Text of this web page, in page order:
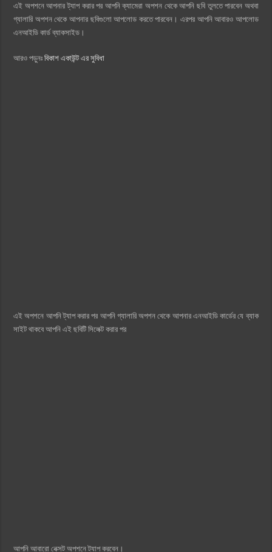
এই অপশনে আপনার ট্যাপ করার পর আপনি ক্যামেরা অপশন থেকে আপনি ছবি তুলতে পারবেন অথবা
গ্যালারি অপশন থেকে আপনার ছবিগুলো আপলোড করতে পারবেন। এরপর আপনি আবারও আপলোড
এনআইডি কার্ড ব্যাকসাইড।
আরও পড়ুনঃবিকাশ একাউন্ট এর সুবিধা
এই অপশনে আপনি ট্যাপ করার পর আপনি গ্যালারি অপশন থেকে আপনার এনআইডি কার্ডের যে ব্যাক
সাইট থাকবে আপনি এই ছবিটি সিলেক্ট করার পর
আপনি আবারো নেক্সট অপশনে ট্যাপ করবেন।